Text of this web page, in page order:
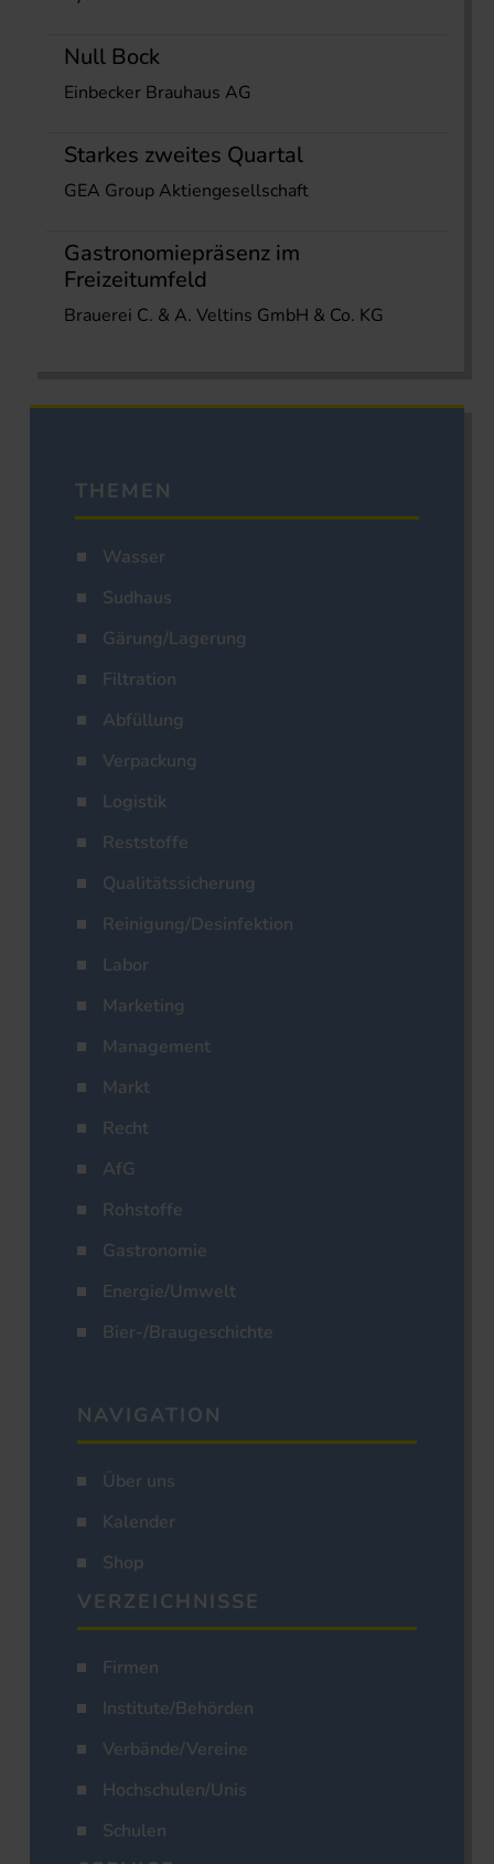
Null Bock
Einbecker Brauhaus AG
Starkes zweites Quartal
GEA Group Aktiengesellschaft
Gastronomiepräsenz im
Freizeitumfeld
Brauerei C. & A. Veltins GmbH & Co. KG
THEMEN
Wasser
Sudhaus
Gärung/Lagerung
Filtration
Abfüllung
Verpackung
Logistik
Reststoffe
Qualitätssicherung
Reinigung/Desinfektion
Labor
Marketing
Management
Markt
Recht
AfG
Rohstoffe
Gastronomie
Energie/Umwelt
Bier-/Braugeschichte
NAVIGATION
Über uns
Kalender
Shop
VERZEICHNISSE
Firmen
Institute/Behörden
Verbände/Vereine
Hochschulen/Unis
Schulen